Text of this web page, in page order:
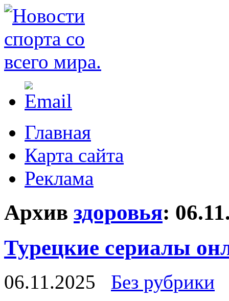
Главная
Карта сайта
Реклама
Архив здоровья:
Турецкие сериалы
06.11.2025
Без рубрики